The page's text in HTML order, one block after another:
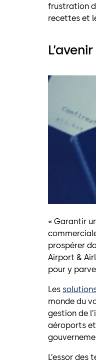
frustration
recettes et
« Garantir
prospérer
Airport &
pour y
Les
monde du
gestion de
aéroports
L’essor